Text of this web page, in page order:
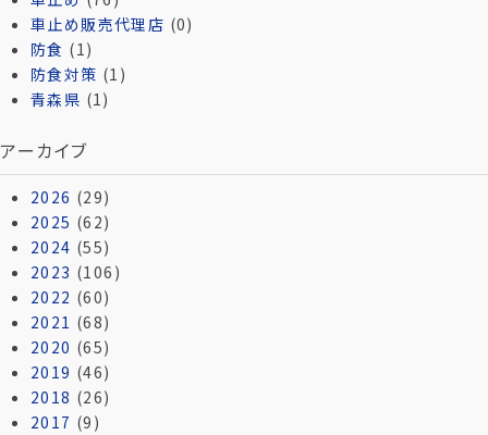
車止め販売代理店 (0)
防食 (1)
防食対策 (1)
青森県 (1)
アーカイブ
2026 (29)
2025 (62)
2024 (55)
2023 (106)
2022 (60)
2021 (68)
2020 (65)
2019 (46)
2018 (26)
2017 (9)